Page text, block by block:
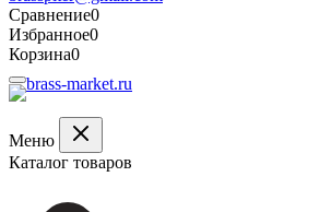
Сравнение0
Избранное0
Корзина0
Меню
Каталог товаров